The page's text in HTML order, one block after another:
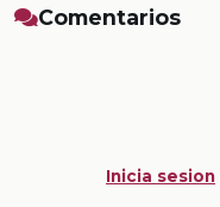
Comentarios
Inicia sesion